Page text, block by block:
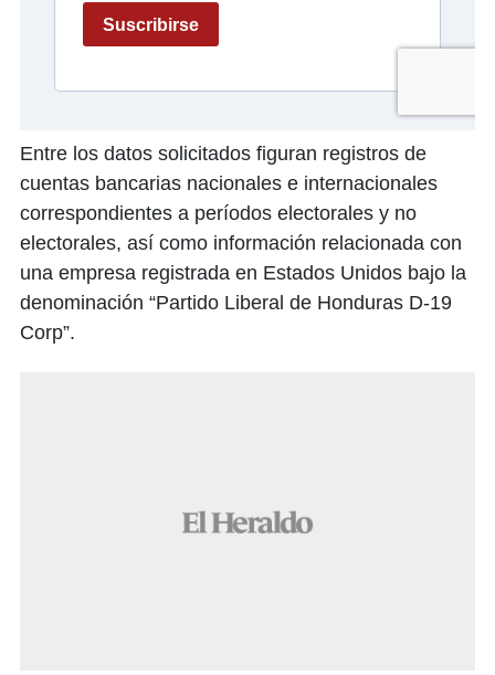
Entre los datos solicitados figuran registros de
cuentas bancarias nacionales e internacionales
correspondientes a períodos electorales y no
electorales, así como información relacionada con
una empresa registrada en Estados Unidos bajo la
denominación “Partido Liberal de Honduras D-19
Corp”.